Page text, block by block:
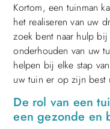
Kortom, een tuinman
het realiseren van uw
zoek bent naar hulp
onderhouden van uw
helpen bij elke stap
uw tuin er op zijn best
De rol van een
een gezonde en